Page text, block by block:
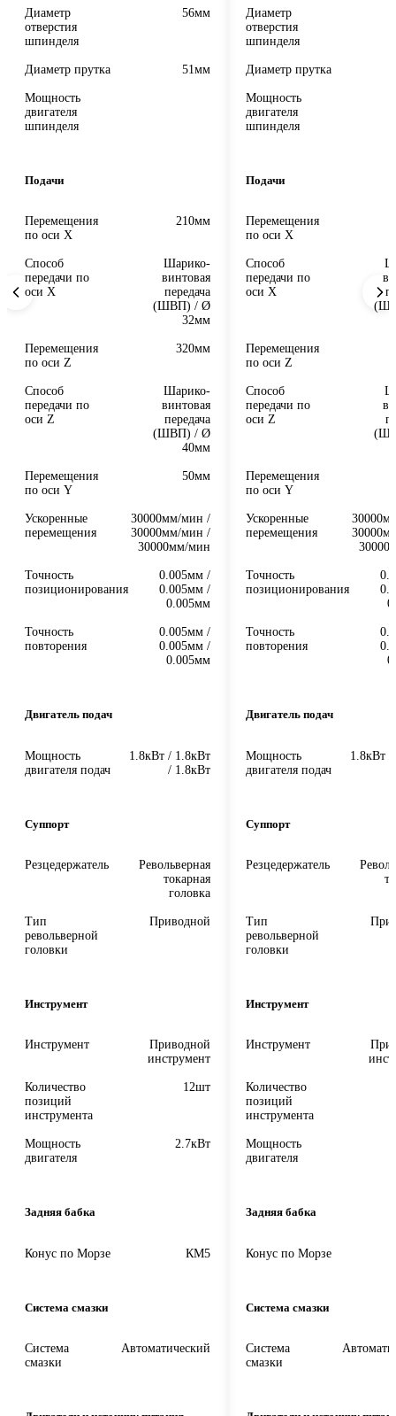
Диаметр
отверстия
шпинделя
56мм
Диаметр прутка 51мм
Мощность
двигателя
шпинделя
Подачи
Перемещения
по оси X
210мм
Способ
передачи по
оси X
Шарико-
винтовая
передача
(ШВП) / Ø
32мм
Перемещения
по оси Z
320мм
Способ
передачи по
оси Z
Шарико-
винтовая
передача
(ШВП) / Ø
40мм
Перемещения
по оси Y
50мм
Ускоренные
перемещения
30000мм/мин /
30000мм/мин /
30000мм/мин
Точность
позиционирования
0.005мм /
0.005мм /
0.005мм
Точность
повторения
0.005мм /
0.005мм /
0.005мм
Двигатель подач
Мощность
двигателя подач
1.8кВт / 1.8кВт
/ 1.8кВт
Суппорт
Резцедержатель
Револьверная
токарная
головка
Тип
револьверной
головки
Приводной
Инструмент
Инструмент
Приводной
инструмент
Количество
позиций
инструмента
12шт
Мощность
двигателя
2.7кВт
Задняя бабка
Конус по Морзе КМ5
Система смазки
Система
смазки
Автоматический
Диаметр
отверстия
шпинделя
Диаметр прутка
Мощность
двигателя
шпинделя
Подачи
Перемещения
по оси X
Способ
передачи по
оси X
Перемещения
по оси Z
Способ
передачи по
оси Z
Перемещения
по оси Y
Ускоренные
перемещения
Точность
позиционирования
Точность
повторения
Двигатель подач
Мощность
двигателя подач
1.8кВт /
Суппорт
Резцедержатель
Тип
револьверной
головки
Инструмент
Инструмент
Количество
позиций
инструмента
Мощность
двигателя
Задняя бабка
Конус по Морзе
Система смазки
Система
смазки